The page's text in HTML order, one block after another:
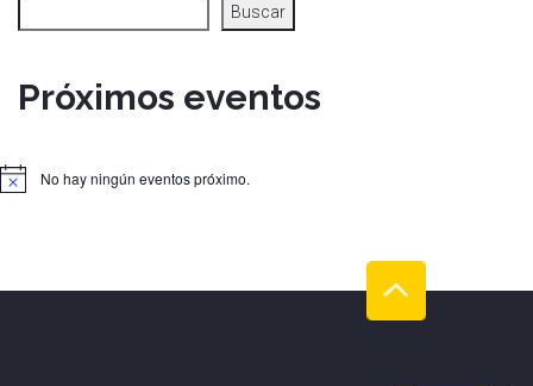
Buscar
Próximos eventos
No hay ningún eventos próximo.